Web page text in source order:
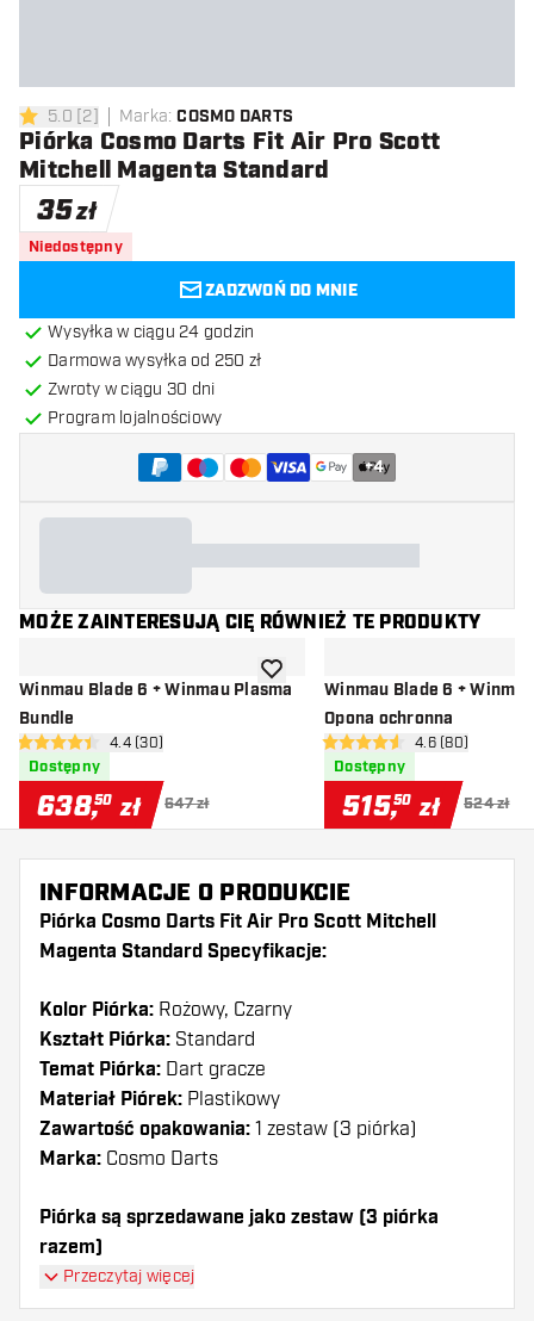
5 gwiazdki oceny
5.0 [2] Marka: COSMO DARTS
Piórka Cosmo Darts Fit Air Pro Scott
Mitchell Magenta Standard
35zł
Niedostępny
ZADZWOŃ DO MNIE
Wysyłka w ciągu 24 godzin
Darmowa wysyłka od 250 zł
Zwroty w ciągu 30 dni
Program lojalnościowy
+4
MOŻE ZAINTERESUJĄ CIĘ RÓWNIEŻ TE PRODUKTY
Winmau Blade 6 + Winmau Plasma
Bundle
otwórz panel recenzji
4.4 gwiazdki oceny
4.4 (30)
Dostępny
638,50 zł 647 zł
dodaj do listy życzeń
Winmau Blade 6 +
Opona ochronna
otwórz panel
4.6 gwiazdki oceny
4.6 (80)
Dostępny
515,50 zł 524 zł
INFORMACJE O PRODUKCIE
Piórka Cosmo Darts Fit Air Pro Scott Mitchell
Magenta Standard Specyfikacje:
Kolor Piórka: Rożowy, Czarny
Kształt Piórka: Standard
Temat Piórka: Dart gracze
Materiał Piórek: Plastikowy
Zawartość opakowania: 1 zestaw (3 piórka)
Marka: Cosmo Darts
Piórka są sprzedawane jako zestaw (3 piórka
razem)
Piórka Cosmo Darts Fit Air Pro Scott Mitchell
Magenta Standard mają długą żywotność. Te piórka
Przeczytaj więcej